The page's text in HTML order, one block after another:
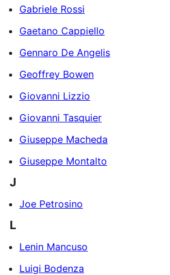
Gabriele Rossi
Gaetano Cappiello
Gennaro De Angelis
Geoffrey Bowen
Giovanni Lizzio
Giovanni Tasquier
Giuseppe Macheda
Giuseppe Montalto
J
Joe Petrosino
L
Lenin Mancuso
Luigi Bodenza